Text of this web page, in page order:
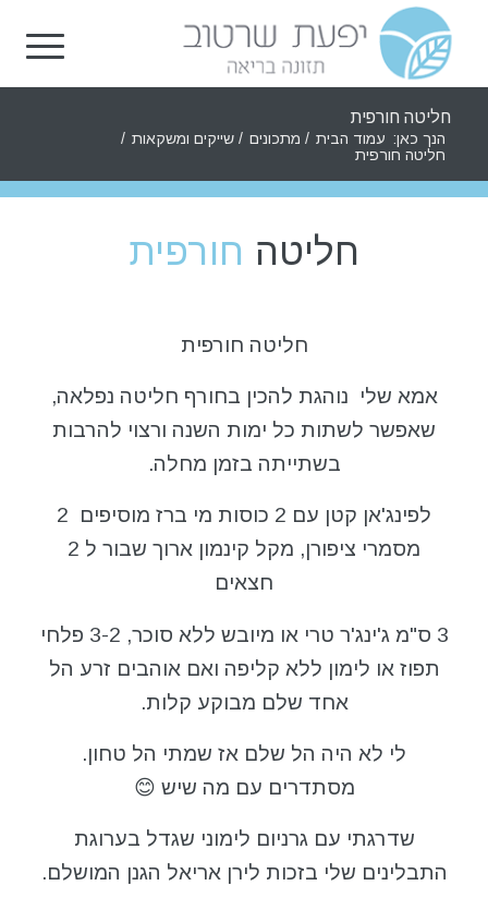
חליטה חורפית
הנך כאן: עמוד הבית / מתכונים / שייקים ומשקאות /
חליטה חורפית
חליטה חורפית
חליטה חורפית
אמא שלי נוהגת להכין בחורף חליטה נפלאה,
שאפשר לשתות כל ימות השנה ורצוי להרבות
בשתייתה בזמן מחלה.
לפינג'אן קטן עם 2 כוסות מי ברז מוסיפים 2
מסמרי ציפורן, מקל קינמון ארוך שבור ל 2
חצאים
3 ס"מ ג'ינג'ר טרי או מיובש ללא סוכר, 3-2 פלחי
תפוז או לימון ללא קליפה ואם אוהבים זרע הל
אחד שלם מבוקע קלות.
לי לא היה הל שלם אז שמתי הל טחון.
מסתדרים עם מה שיש 😊
שדרגתי עם גרניום לימוני שגדל בערוגת
התבלינים שלי בזכות לירן אריאל הגנן המושלם.